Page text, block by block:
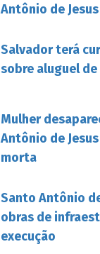
Antônio de Jesus
Salvador terá
sobre aluguel
Mulher
Antônio de
morta
Santo Antônio
obras de
execução